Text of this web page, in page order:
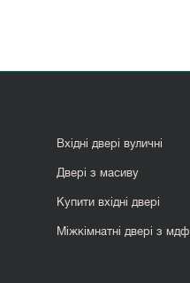
Вхідні двері вуличні
Двері з масиву
Купити вхідні двері
Міжкімнатні двері з мдф